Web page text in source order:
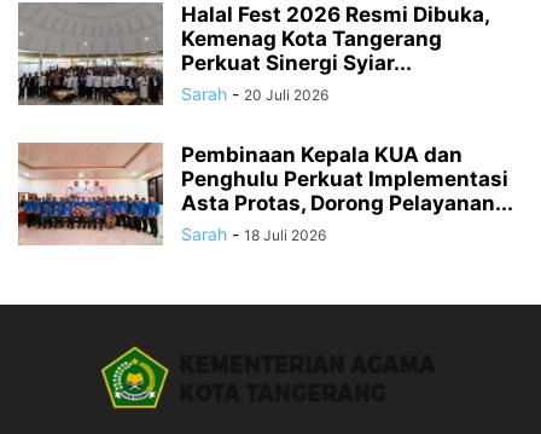
Halal Fest 2026 Resmi Dibuka,
Kemenag Kota Tangerang
Perkuat Sinergi Syiar...
Sarah - 20 Juli 2026
Pembinaan Kepala KUA dan
Penghulu Perkuat Implementasi
Asta Protas, Dorong Pelayanan...
Sarah - 18 Juli 2026